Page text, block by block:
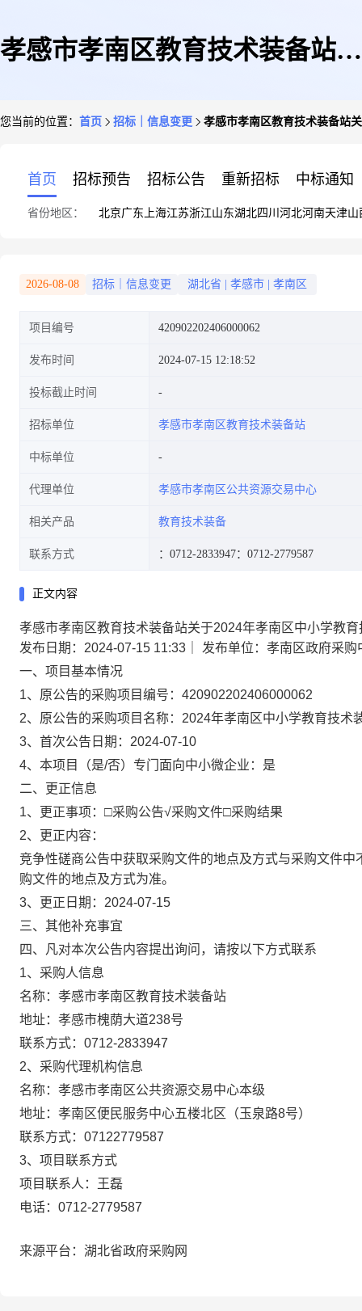
孝感市孝南区教育技术装备站关
更正公告
您当前的位置： 首页 招标｜信息变更 孝感市孝南区教育技术装备站
首页 招标预告 招标公告 重新招标 中标通知
省份地区： 北京广东 上海江苏浙江山东湖北四川 河北河南天津山
2026-08-08 招标｜信息变更 湖北省 孝感市 孝南区
项目编号 420902202406000062
发布时间 2024-07-15 12:18:52
投标截止时间
招标单位 孝感市孝南区教育技术装备站
中标单位
代理单位 孝感市孝南区公共资源交易中心
相关产品 教育技术装备
联系方式 ：0712-2833947：0712-2779587
正文内容
孝感市孝南区教育技术装备站关于2024年孝南区中小学教
发布日期：2024-07-15 11:33
发布单位：孝南区政府采购
一、项目基本情况
1、原公告的采购项目编号： 420902202406000062
2、原公告的采购项目名称： 2024年孝南区中小学教育技术
3、首次公告日期： 2024-07-10
4、本项目（是/否）专门面向中小微企业： 是
二、更正信息
1、更正事项：□采购公告√采购文件□采购结果
2、更正内容：
竞争性磋商公告中获取采购文件的地点及方式与采购文件
购文件的地点及方式为准。
3、更正日期： 2024-07-15
三、其他补充事宜
四、凡对本次公告内容提出询问，请按以下方式联系
1、采购人信息
名称： 孝感市孝南区教育技术装备站
地址： 孝感市槐荫大道238号
联系方式： 0712-2833947
2、采购代理机构信息
名称： 孝感市孝南区公共资源交易中心本级
地址： 孝南区便民服务中心五楼北区（玉泉路8号）
联系方式： 07122779587
3、项目联系方式
项目联系人：
王磊
电话： 0712-2779587
来源平台：湖北省政府采购网